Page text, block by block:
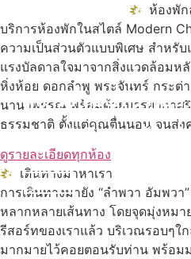
นับหิ่งห้อย ร้อยล
ห้องพัก
บริการห้องพักในสไตล์ Modern
ความเป็นส่วนตัวแบบพิเศษ สำหรั
แรงบัลดาลใจมาจากสิ่งแวดล้อมห
หิ่งห้อย ดอกลำพู พระจันทร์ กระต่
นานาพรรณ พร้อมด้วยบรรยากา
ธรรมชาติ ตั้งแต่คุณตื่นนอน จนส่ง
ดูรายละเอียดทุกห้อง
เดินทางมาหาเรา
การเดินทางมายัง “ลำพวา อัมพวา
หลากหลายเส้นทาง โดยจุดมุ่งหม
รีสอร์ทของเราแล้ว บริเวณรอบๆใ
มากมายไว้คอยตอนรับท่าน พร้อม
สถานที่ท่องเที่ยวรอบ
ดูทั้งหมด